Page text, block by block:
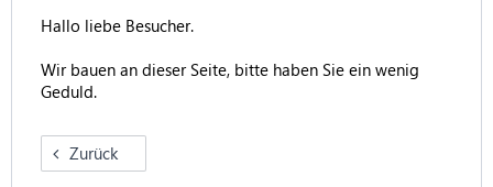
Hallo liebe Besucher.
Wir bauen an dieser Seite, bitte haben Sie ein wenig
Geduld.
Zurück